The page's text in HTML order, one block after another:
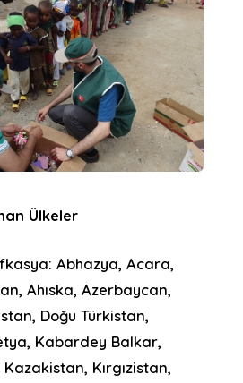
Ülkeler
Abhazya, Acara,
Ahıska, Azerbaycan,
Doğu Türkistan,
Kabardey Balkar,
Kırgızistan,